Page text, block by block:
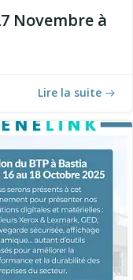
Novembre à
Lire la suite